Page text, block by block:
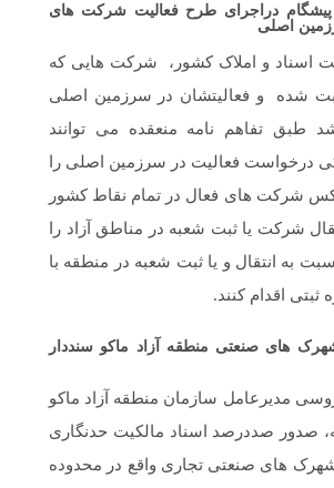
پیشگام دراجرای طرح فعالیت شرکت های
اصلی
اسناد و املاک کشور، شرکت هایی که
شده و فعالیتشان در سرزمین اصلی
طبق تفاهم نامه منعقده می توانند
درخواست فعالیت در سرزمین اصلی را
شرکت های فعال در تمام نقاط کشور
شرکت یا ثبت شعبه در مناطق آزاد را
به انتقال و یا ثبت شعبه در منطقه با
اقدام کنند.
های صنعتی منطقه آزاد ماکو سنددار
مدیرعامل سازمان منطقه آزاد ماکو
صدور صددرصد اسناد مالکیت حدنگاری
های صنعتی تجاری واقع در محدوده